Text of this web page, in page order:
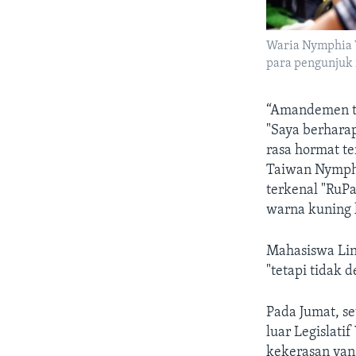
Waria Nymphia
para pengunjuk
"Saya
rasa hormat
Taiwan
terkenal
warna kuning
Mahasiswa
"tetapi tidak
Pada Jumat,
luar Legislatif
kekerasan